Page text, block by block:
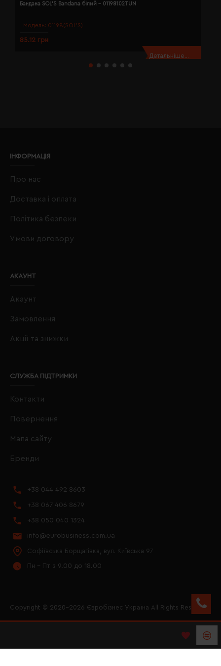
Модель: 01198(SOL’S)
Бандана SOL'S Bandana білий - 01198102TUN
85.12 грн
Детальніше...
ІНФОРМАЦІЯ
Про нас
Доставка і оплата
Політика безпеки
Умови договору
АКАУНТ
Акаунт
Замовлення
Акції та знижки
СЛУЖБА ПІДТРИМКИ
Контакти
Повернення
Мапа сайту
Бренди
+38 044 492 8603
+38 067 406 8679
+38 050 040 1324
info@eurobusiness.com.ua
Софіївська Борщагівка, вул. Київська 97
Пн - Пт з 9.00 до 18.00
Copyright © 2020–2026 Євробізнес Україна All Rights Reserved
LOGO ЄВРОБІЗНЕС